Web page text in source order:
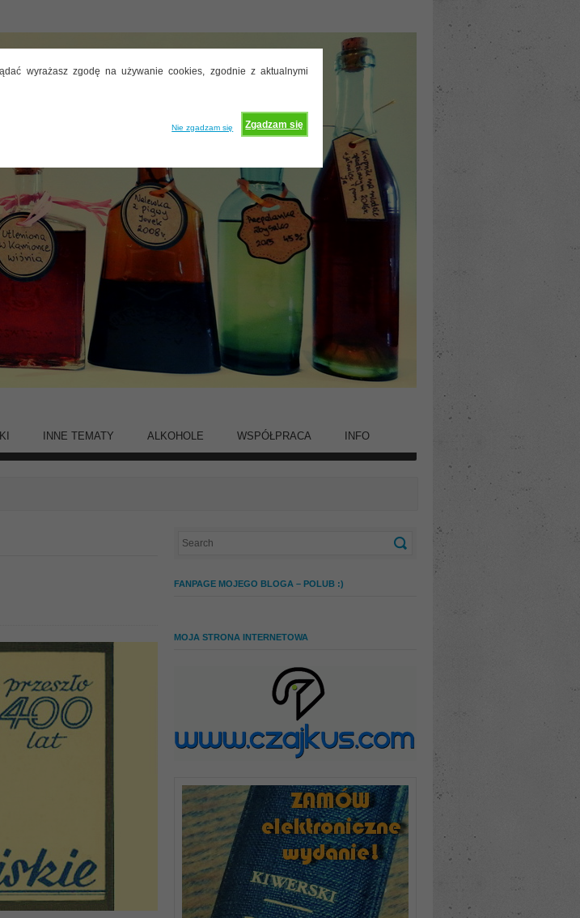
wyrażasz zgodę na używanie cookies, zgodnie z aktualnymi
Zgadzam się
Nie zgadzam się
INNE TEMATY ALKOHOLE WSPÓŁPRACA INFO
FANPAGE MOJEGO BLOGA – POLUB :)
MOJA STRONA INTERNETOWA